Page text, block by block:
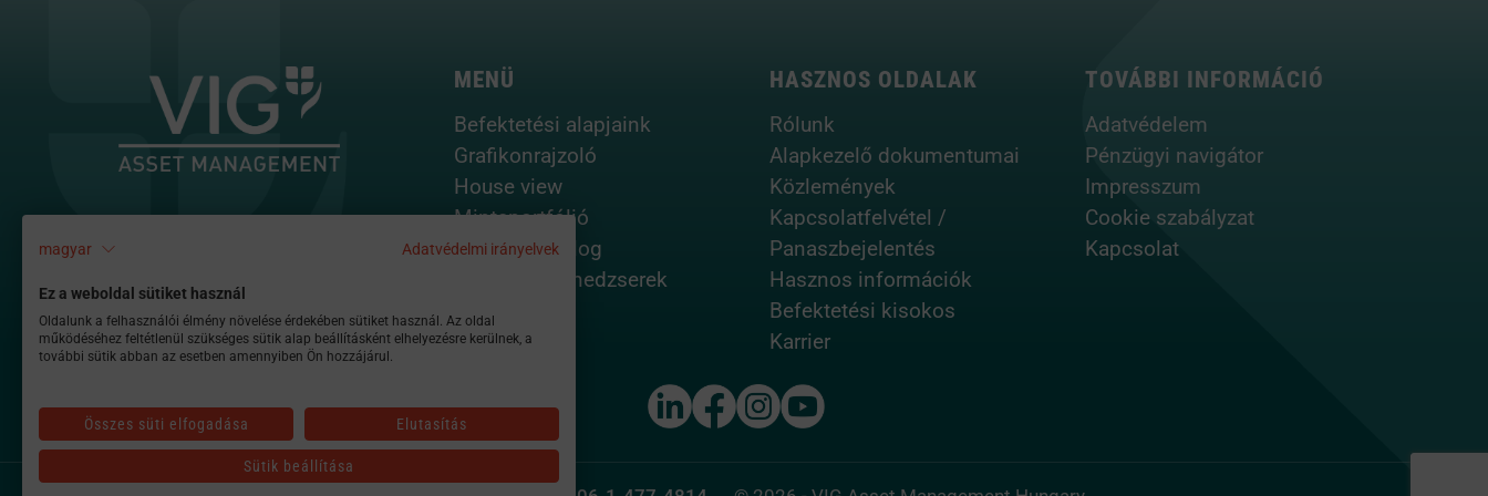
magyar Adatvédelmi irányelvek
Ez a weboldal sütiket használ
Oldalunk a felhasználói élmény növelése érdekében sütiket használ. Az oldal
működéséhez feltétlenül szükséges sütik alap beállításként elhelyezésre kerülnek, a
további sütik abban az esetben amennyiben Ön hozzájárul.
Összes süti elfogadása Elutasítás
Sütik beállítása
MENÜ
Befektetési alapjaink
Grafikonrajzoló
House view
Mintaportfólió
Totalreturn blog
Portfólió menedzserek
HASZNOS OLDALAK
Rólunk
Alapkezelő dokumentumai
Közlemények
Kapcsolatfelvétel /
Panaszbejelentés
Hasznos információk
Befektetési kisokos
Karrier
TOVÁBBI INFORMÁCIÓ
Adatvédelem
Pénzügyi navigátor
Impresszum
Cookie szabályzat
Kapcsolat